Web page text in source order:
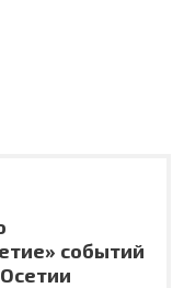
событий